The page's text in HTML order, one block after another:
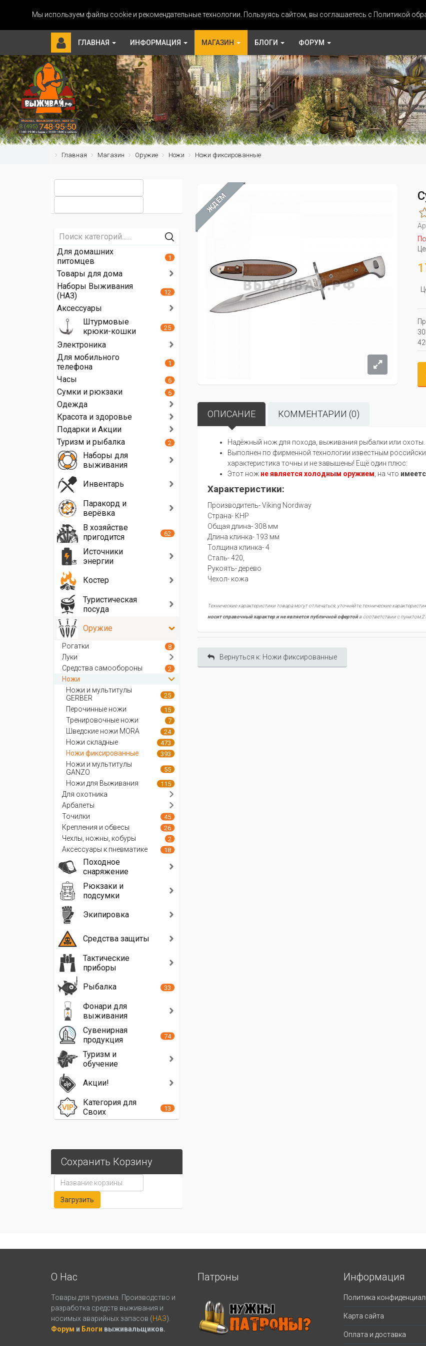
Мы используем файлы cookie и рекомендательные технологии. Пользуясь сайтом, вы соглашаетесь с Политикой
ГЛАВНАЯ ИНФОРМАЦИЯ МАГАЗИН БЛОГИ ФОРУМ
Главная Магазин Оружие Ножи Ножи фиксированные
ЖДЁМ
ОПИСАНИЕ КОММЕНТАРИИ (0)
Надёжный нож для похода, выживания рыбалки или охоты.
Выполнен по фирменной технологии известным
характеристика точны и не завышены! Ещё один плюс:
Этот нож не является холодным оружием, на что
Характеристики:
Производитель- Viking Nordway
Страна- КНР
Oбщая длина- 308 мм
Длина клинка- 193 мм
Толщина клинка- 4
Сталь- 420,
Рукоять- дерево
Чехол- кожа
Технические характеристики товара могут отличаться, уточняйте технические
носит справочный характер и не является публичной офертойв соответствии с пунктом 2
Вернуться к: Ножи фиксированные
Для домашних
питомцев
1
Товары для дома
Наборы Выживания
(НАЗ)
12
Аксессуары
Штурмовые
крюки-кошки
25
Электроника
Для мобильного
телефона
1
Часы 6
Сумки и рюкзаки 6
Одежда
Красота и здоровье
Подарки и Акции
Туризм и рыбалка
2
Наборы для
выживания
Инвентарь
Паракорд и
верёвка
В хозяйстве
пригодится
62
Источники
энергии
Костер
Туристическая
посуда
Оружие
Рогатки 8
Луки
Средства самообороны
2
Ножи
Ножи и мультитулы
GERBER
25
Перочинные ножи 15
Тренировочные ножи 7
Шведские ножи MORA 24
Ножи складные 473
Ножи фиксированные 393
Ножи и мультитулы
GANZO
55
Ножи для Выживания 115
Для охотника
Арбалеты
Точилки
45
Крепления и обвесы 26
Чехлы, ножны, кобуры 2
Аксессуары к пневматике 18
Походное
снаряжение
Рюкзаки и
подсумки
Экипировка
Средства защиты
Тактические
приборы
Рыбалка
33
Фонари для
выживания
Сувенирная
продукция
74
Туризм и
обучение
Акции!
Категория для
Своих
13
Сохранить Корзину
О Нас
Товары для туризма. Производство и
разработка средств выживания и
носимых аварийных запасов (НАЗ).
Форум и Блоги выживальщиков.
Патроны Информация
Политика
Карта сайта
Оплата и доставка